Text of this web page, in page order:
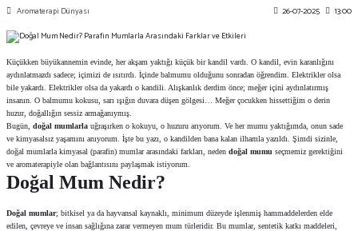
Aromaterapi Dünyası 26-07-2025 13:00
Küçükken büyükannemin evinde, her akşam yaktığı küçük bir kandil vardı. O kandil, evin karanlığını
aydınlatmazdı sadece; içimizi de ısıtırdı. İçinde balmumu olduğunu sonradan öğrendim. Elektrikler olsa
bile yakardı. Elektrikler olsa da yakardı o kandili. Alışkanlık derdim önce; meğer içini aydınlatırmış
insanın. O balmumu kokusu, sarı ışığın duvara düşen gölgesi… Meğer çocukken hissettiğim o derin
huzur, doğallığın sessiz armağanıymış.
Bugün, doğal mumlarla uğraşırken o kokuyu, o huzuru arıyorum. Ve her mumu yaktığımda, onun sade
ve kimyasalsız yaşamını anıyorum. İşte bu yazı, o kandilden bana kalan ilhamla yazıldı. Şimdi sizinle,
doğal mumlarla kimyasal (parafin) mumlar arasındaki farkları, neden doğal mumu seçmemiz gerektiğini
ve aromaterapiyle olan bağlantısını paylaşmak istiyorum.
Doğal Mum Nedir?
Doğal mumlar; bitkisel ya da hayvansal kaynaklı, minimum düzeyde işlenmiş hammaddelerden elde
edilen, çevreye ve insan sağlığına zarar vermeyen mum türleridir. Bu mumlar, sentetik katkı maddeleri,